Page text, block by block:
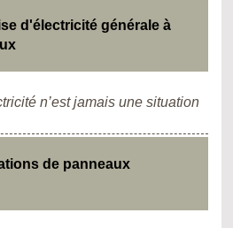
d'électricité générale à
n’est jamais une situation
de panneaux